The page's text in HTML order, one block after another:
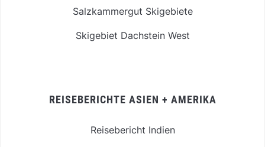
Salzkammergut Skigebiete
Skigebiet Dachstein West
REISEBERICHTE ASIEN + AMERIKA
Reisebericht Indien